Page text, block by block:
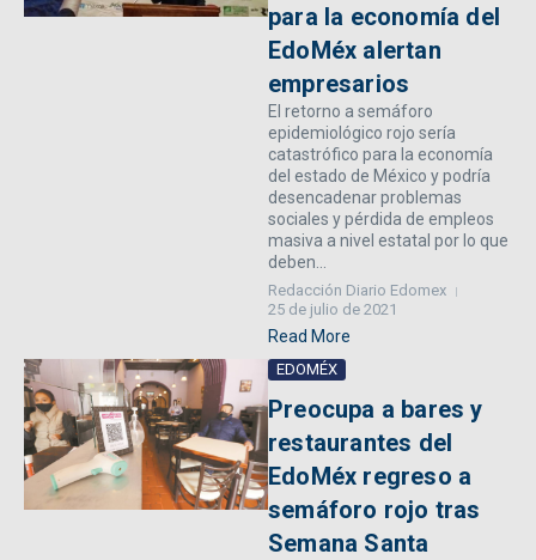
para la economía del
EdoMéx alertan
empresarios
El retorno a semáforo
epidemiológico rojo sería
catastrófico para la economía
del estado de México y podría
desencadenar problemas
sociales y pérdida de empleos
masiva a nivel estatal por lo que
deben...
Redacción Diario Edomex
25 de julio de 2021
Read More
EDOMÉX
Preocupa a bares y
restaurantes del
EdoMéx regreso a
semáforo rojo tras
Semana Santa